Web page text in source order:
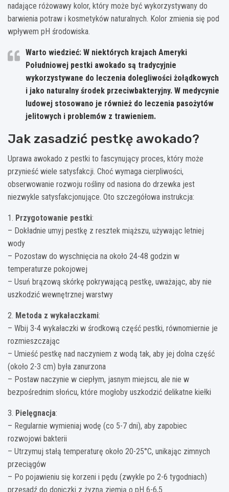
nadające różowawy kolor, który może być wykorzystywany do
barwienia potraw i kosmetyków naturalnych. Kolor zmienia się pod
wpływem pH środowiska.
Warto wiedzieć: W niektórych krajach Ameryki
Południowej pestki awokado są tradycyjnie
wykorzystywane do leczenia dolegliwości żołądkowych
i jako naturalny środek przeciwbakteryjny. W medycynie
ludowej stosowano je również do leczenia pasożytów
jelitowych i problemów z trawieniem.
Jak zasadzić pestkę awokado?
Uprawa awokado z pestki to fascynujący proces, który może
przynieść wiele satysfakcji. Choć wymaga cierpliwości,
obserwowanie rozwoju rośliny od nasiona do drzewka jest
niezwykle satysfakcjonujące. Oto szczegółowa instrukcja:
1. Przygotowanie pestki:
– Dokładnie umyj pestkę z resztek miąższu, używając letniej
wody
– Pozostaw do wyschnięcia na około 24-48 godzin w
temperaturze pokojowej
– Usuń brązową skórkę pokrywającą pestkę, uważając, aby nie
uszkodzić wewnętrznej warstwy
2. Metoda z wykałaczkami:
– Wbij 3-4 wykałaczki w środkową część pestki, równomiernie je
rozmieszczając
– Umieść pestkę nad naczyniem z wodą tak, aby jej dolna część
(około 2-3 cm) była zanurzona
– Postaw naczynie w ciepłym, jasnym miejscu, ale nie w
bezpośrednim słońcu, które mogłoby uszkodzić delikatne kiełki
3. Pielęgnacja:
– Regularnie wymieniaj wodę (co 5-7 dni), aby zapobiec
rozwojowi bakterii
– Utrzymuj stałą temperaturę około 20-25°C, unikając zimnych
przeciągów
– Po pojawieniu się korzeni i pędu (zwykle po 2-6 tygodniach)
przesadź do doniczki z żyzną ziemią o pH 6-6,5